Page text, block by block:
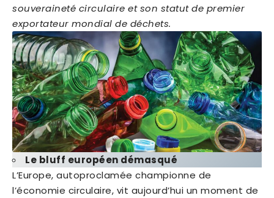
souveraineté circulaire et son statut de premier
exportateur mondial de déchets.
Le bluff européen démasqué
L’Europe, autoproclamée championne de
l’économie circulaire, vit aujourd’hui un moment de